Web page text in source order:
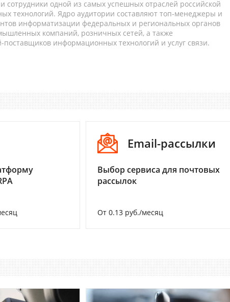
сотрудники одной из самых успешных отраслей российской
технологий. Ядро аудитории составляют топ-менеджеры и
информатизации федеральных и региональных органов
компаний, розничных сетей, а также
информационных технологий и услуг связи.
Email-рассылки
Выбор сервиса для почтовых
рассылок
От 0.13 руб./месяц